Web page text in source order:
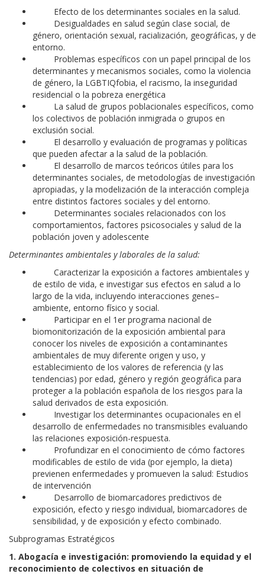
Efecto de los determinantes sociales en la salud.
Desigualdades en salud según clase social, de
género, orientación sexual, racialización, geográficas, y de
entorno.
Problemas específicos con un papel principal de los
determinantes y mecanismos sociales, como la violencia
de género, la LGBTIQfobia, el racismo, la inseguridad
residencial o la pobreza energética
La salud de grupos poblacionales específicos, como
los colectivos de población inmigrada o grupos en
exclusión social.
El desarrollo y evaluación de programas y políticas
que pueden afectar a la salud de la población.
El desarrollo de marcos teóricos útiles para los
determinantes sociales, de metodologías de investigación
apropiadas, y la modelización de la interacción compleja
entre distintos factores sociales y del entorno.
Determinantes sociales relacionados con los
comportamientos, factores psicosociales y salud de la
población joven y adolescente
Determinantes ambientales y laborales de la salud:
Caracterizar la exposición a factores ambientales y
de estilo de vida, e investigar sus efectos en salud a lo
largo de la vida, incluyendo interacciones genes–
ambiente, entorno físico y social.
Participar en el 1er programa nacional de
biomonitorización de la exposición ambiental para
conocer los niveles de exposición a contaminantes
ambientales de muy diferente origen y uso, y
establecimiento de los valores de referencia (y las
tendencias) por edad, género y región geográfica para
proteger a la población española de los riesgos para la
salud derivados de esta exposición.
Investigar los determinantes ocupacionales en el
desarrollo de enfermedades no transmisibles evaluando
las relaciones exposición-respuesta.
Profundizar en el conocimiento de cómo factores
modificables de estilo de vida (por ejemplo, la dieta)
previenen enfermedades y promueven la salud: Estudios
de intervención
Desarrollo de biomarcadores predictivos de
exposición, efecto y riesgo individual, biomarcadores de
sensibilidad, y de exposición y efecto combinado.
Subprogramas Estratégicos
1. Abogacía e investigación: promoviendo la equidad y el
reconocimiento de colectivos en situación de